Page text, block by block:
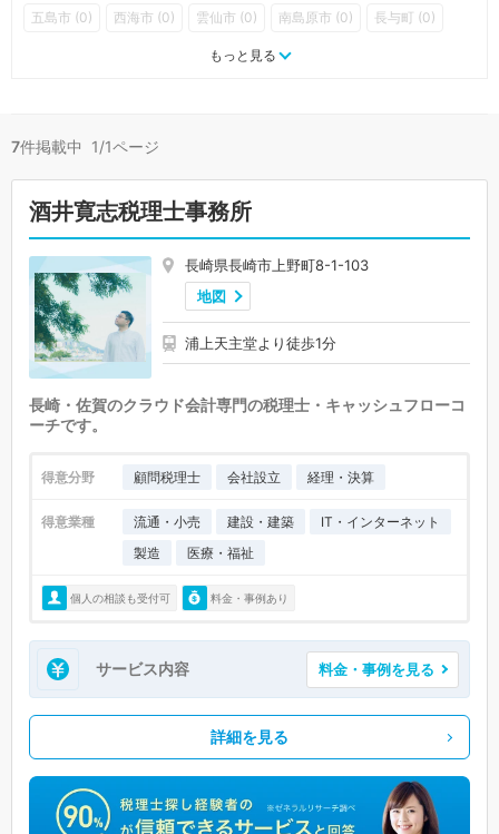
五島市 (0) 西海市 (0) 雲仙市 (0) 南島原市 (0) 長与町 (0)
川棚町 (0)
もっと見る
7件掲載中 1/1ページ
酒井寛志税理士事務所
長崎県長崎市上野町8-1-103
地図
浦上天主堂より徒歩1分
長崎・佐賀のクラウド会計専門の税理士・キャッシュフローコ
ーチです。
得意分野 顧問税理士 会社設立 経理・決算
得意業種 流通・小売 建設・建築
IT・インターネット
製造
医療・福祉
個人の相談も受付可 料金・事例あり
サービス内容 料金・事例を見る
詳細を見る